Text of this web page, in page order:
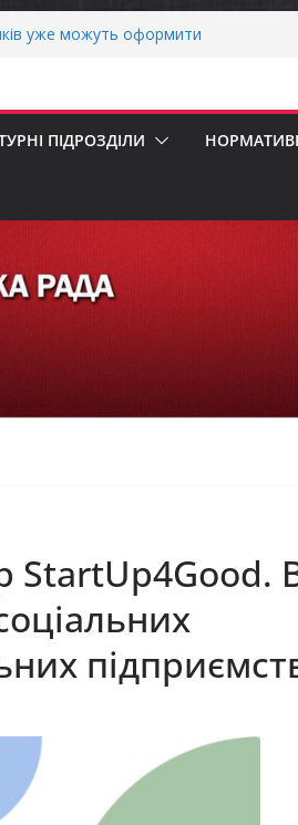
уже можуть оформити
за вагомий внесок у
ПІДРОЗДІЛИ
StartUp4Good.